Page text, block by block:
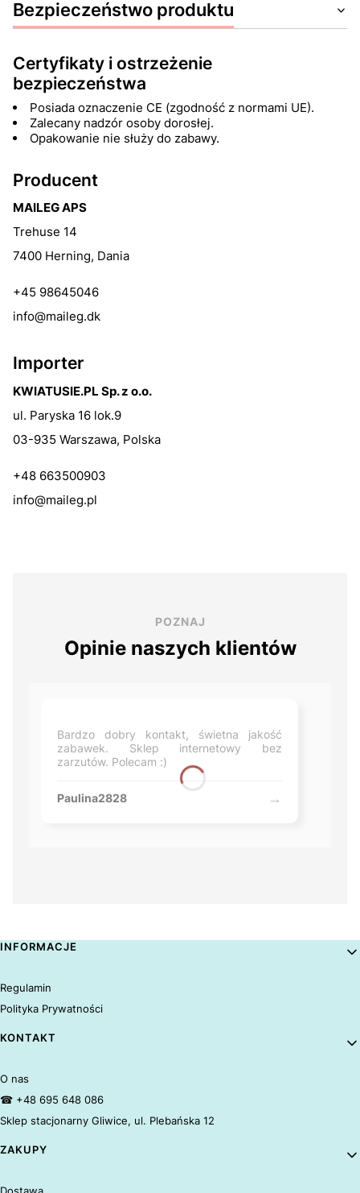
Bezpieczeństwo produktu
Certyfikaty i ostrzeżenie
bezpieczeństwa
Posiada oznaczenie CE (zgodność z normami UE).
Zalecany nadzór osoby dorosłej.
Opakowanie nie służy do zabawy.
Producent
MAILEG APS
Trehuse 14
7400 Herning, Dania
+45 98645046
info@maileg.dk
Importer
KWIATUSIE.PL Sp. z o.o.
ul. Paryska 16 lok.9
03-935 Warszawa, Polska
+48 663500903
info@maileg.pl
POZNAJ
Opinie naszych klientów
Bardzo dobry kontakt, świetna jakość
zabawek. Sklep internetowy bez
zarzutów. Polecam :)
Paulina2828
Linki w stopce
INFORMACJE
Regulamin
Polityka Prywatności
KONTAKT
O nas
☎ +48 695 648 086
Sklep stacjonarny Gliwice, ul. Plebańska 12
ZAKUPY
Dostawa